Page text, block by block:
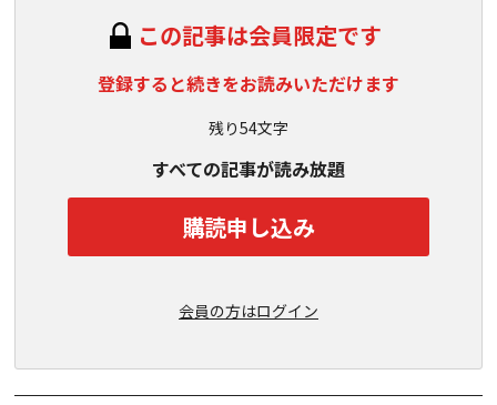
この記事は会員限定です
登録すると続きをお読みいただけます
残り54文字
すべての記事が読み放題
購読申し込み
会員の方はログイン